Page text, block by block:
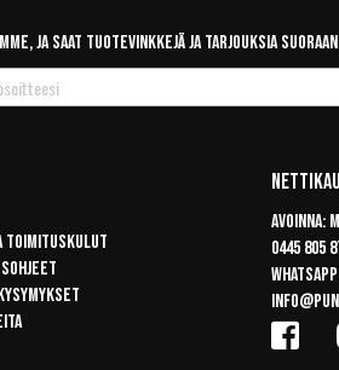
ja saat tuotevinkkejä ja tarjouksia
toimituskulut
Avoinna:
0445 805